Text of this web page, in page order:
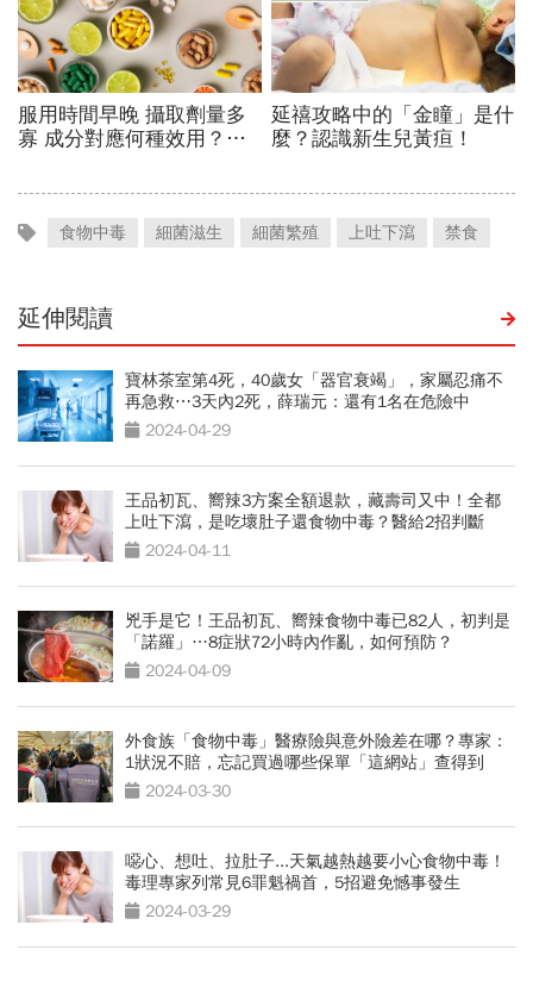
食物中毒 細菌滋生 細菌繁殖 上吐下瀉 禁食
延伸閱讀
寶林茶室第4死，40歲女「器官衰竭」，家屬忍痛不
再急救⋯3天內2死，薛瑞元：還有1名在危險中
2024-04-29
王品初瓦、嚮辣3方案全額退款，藏壽司又中！全都
上吐下瀉，是吃壞肚子還食物中毒？醫給2招判斷
2024-04-11
兇手是它！王品初瓦、嚮辣食物中毒已82人，初判是
「諾羅」…8症狀72小時內作亂，如何預防？
2024-04-09
外食族「食物中毒」醫療險與意外險差在哪？專家：
1狀況不賠，忘記買過哪些保單「這網站」查得到
2024-03-30
噁心、想吐、拉肚子...天氣越熱越要小心食物中毒！
毒理專家列常見6罪魁禍首，5招避免憾事發生
2024-03-29